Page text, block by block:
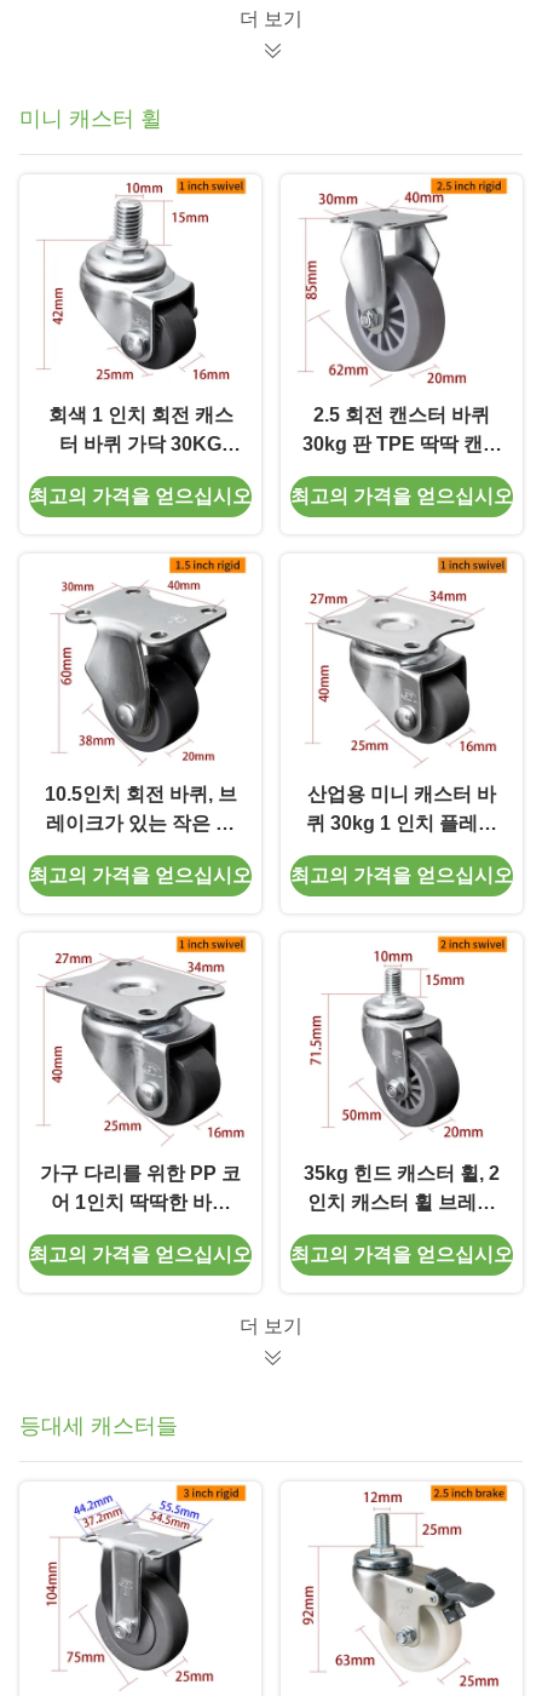
더 보기
미니 캐스터 휠
회색 1 인치 회전 캐스
터 바퀴 가닥 30KG
25mm 캐스터 바퀴
201S-72
최고의 가격을 얻으십시오
2.5 회전 캔스터 바퀴
30kg 판 TPE 딱딱 캔스
터 바퀴 2625P-53
최고의 가격을 얻으십시오
10.5인치 회전 바퀴, 브
레이크가 있는 작은 바
퀴
최고의 가격을 얻으십시오
산업용 미니 캐스터 바
퀴 30kg 1 인치 플레이
트 캐스터 201P-52
최고의 가격을 얻으십시오
가구 다리를 위한 PP 코
어 1인치 딱딱한 바퀴
201P-72
최고의 가격을 얻으십시오
35kg 힌드 캐스터 휠, 2
인치 캐스터 휠 브레이
크 타입
최고의 가격을 얻으십시오
더 보기
등대세 캐스터들